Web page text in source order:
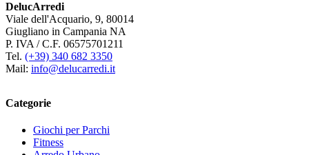
DelucArredi
Viale dell'Acquario, 9, 80014
Giugliano in Campania NA
P. IVA / C.F. 06575701211
Tel. (+39) 340 682 3350
Mail: info@delucarredi.it
Categorie
Giochi per Parchi
Fitness